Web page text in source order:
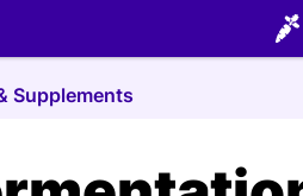
food.NAU.ch
Supplements